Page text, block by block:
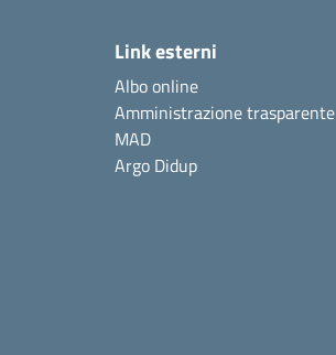
Link esterni
Albo online
Amministrazione trasparente
MAD
Argo Didup